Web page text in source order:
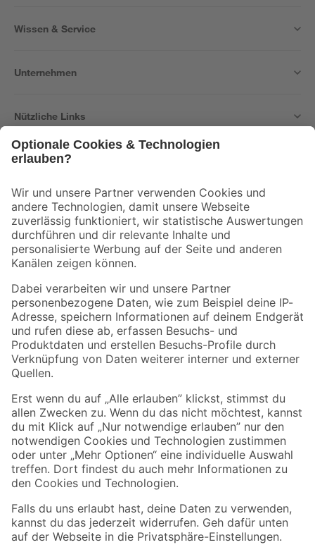
Wissen & Service
Unternehmen
Nützliche Links
Der toom Newsletter: Keine Angebote und Aktionen mehr verpassen!
Zur Newsletter Anmeldung
Folge uns
Zahlungsarten Versandarten
Sicher einkaufen
Jetzt die toom-App herunterladen
Alle Preisangaben in EUR inkl. gesetzl. MwSt.. Die dargestellten Angebote sind unter
Umständen nicht in allen Märkten verfügbar. Die angegebenen Verfügbarkeiten beziehen